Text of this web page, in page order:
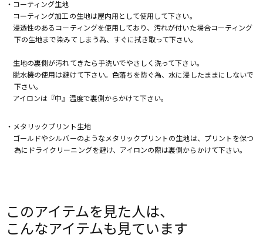
・コーティング生地
コーティング加工の生地は屋内用として使用して下さい。
浸透性のあるコーティングを使用しており、汚れが付いた場合コーティング
下の生地まで染みてしまう為、すぐに拭き取って下さい。
生地の裏側が汚れてきたら手洗いでやさしく洗って下さい。
脱水機の使用は避けて下さい。色落ちを防ぐ為、水に浸したままにしないで
下さい。
アイロンは『中』温度で裏側からかけて下さい。
・メタリックプリント生地
ゴールドやシルバーのようなメタリックプリントの生地は、プリントを保つ
為にドライクリーニングを避け、アイロンの際は裏側からかけて下さい。
このアイテムを見た人は、
こんなアイテムも見ています